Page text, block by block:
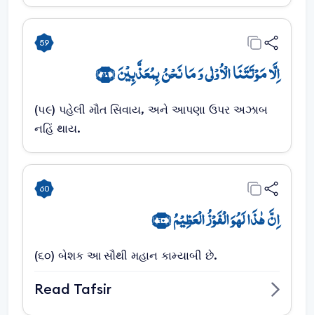
59
اِلَّا مَوۡتَتَنَا الۡاُوۡلٰی وَ مَا نَحۡنُ بِمُعَذَّبِیۡنَ ﴿۵۹﴾
(૫૯) પહેલી મૌત સિવાય, અને આપણા ઉપર અઝાબ
નહિં થાય.
60
اِنَّ ہٰذَا لَہُوَ الۡفَوۡزُ الۡعَظِیۡمُ ﴿۶۰﴾
(૬૦) બેશક આ સૌથી મહાન કામ્યાબી છે.
Read Tafsir